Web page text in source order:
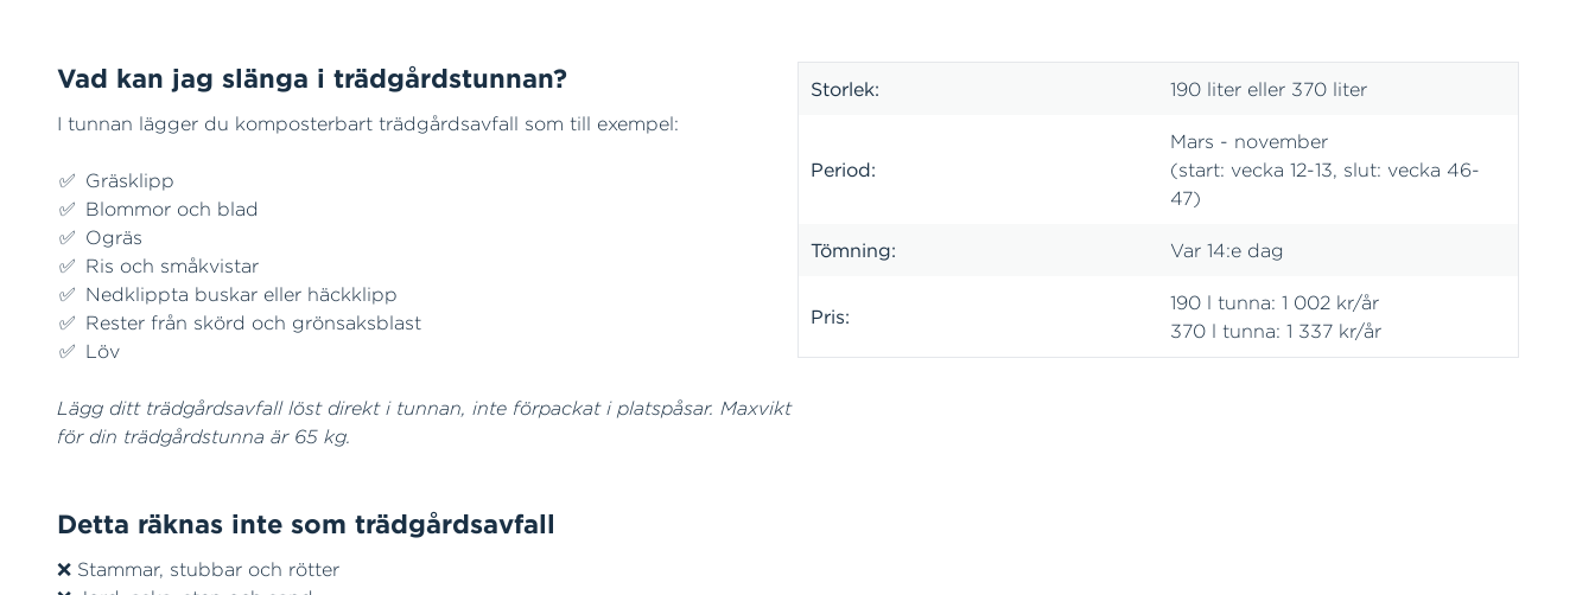
Vad kan jag slänga i trädgårdstunnan?
I tunnan lägger du komposterbart trädgårdsavfall som till exempel:
Gräsklipp
Blommor och blad
Ogräs
Ris och småkvistar
Nedklippta buskar eller häckklipp
Rester från skörd och grönsaksblast
Löv
Lägg ditt trädgårdsavfall löst direkt i tunnan, inte förpackat i platspåsar. Maxvikt
för din trädgårdstunna är 65 kg.
Detta räknas inte som trädgårdsavfall
❌ Stammar, stubbar och rötter
Storlek: 190 liter eller 370 liter
Period:
Mars - november
(start: vecka 12-13, slut: vecka 46-
47)
Tömning: Var 14:e dag
Pris:
190 l tunna: 1 002 kr/år
370 l tunna: 1 337 kr/år